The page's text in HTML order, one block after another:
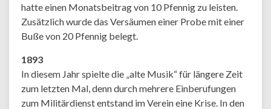
hatte einen Monatsbeitrag von 10 Pfennig zu leisten.
Zusätzlich wurde das Versäumen einer Probe mit einer
Buße von 20 Pfennig belegt.
1893
In diesem Jahr spielte die „alte Musik“ für längere Zeit
zum letzten Mal, denn durch mehrere Einberufungen
zum Militärdienst entstand im Verein eine Krise. In den